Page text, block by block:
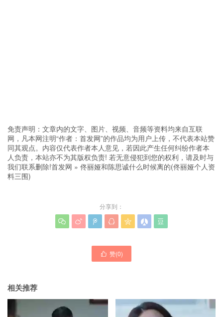
免责声明：文章内的文字、图片、视频、音频等资料均来自互联
网，凡本网注明“作者：首发网”的作品均为用户上传，不代表本站赞
同其观点。内容仅代表作者本人意见，若因此产生任何纠纷作者本
人负责，本站亦不为其版权负责! 若无意侵犯到您的权利，请及时与
我们联系删除!首发网 » 佟丽娅和陈思诚什么时候离的(佟丽娅个人资
料三围)
分享到：
      
 赞(0)
相关推荐